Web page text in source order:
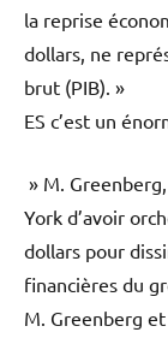
la reprise
dollars, ne
brut (PIB). »
ES c’est un
» M.
York d’avoir
dollars pour
financières du
M. Greenberg